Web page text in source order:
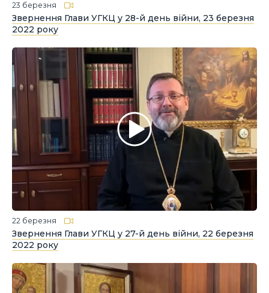
23 березня
Звернення Глави УГКЦ у 28-й день війни, 23 березня
2022 року
22 березня
Звернення Глави УГКЦ у 27-й день війни, 22 березня
2022 року